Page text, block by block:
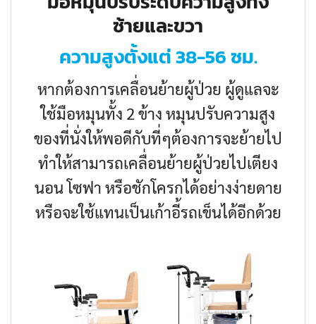
ซ้ายและขวา
ความสูงตั้งแต่ 38-56 ซม.
หากต้องการเคลื่อนย้ายผู้ป่วย ผู้ดูแลจะ
ใช้มือหมุนทั้ง 2 ข้าง หมุนปรับความสูง
ของที่นั่งให้พอดีกับที่ๆต้องการจะย้ายไป
ทำให้สามารถเคลื่อนย้ายผู้ป่วยไปเตียง
นอน โซฟา หรือชักโครกได้อย่างง่ายดาย
หรือจะใช้แทนเป็นเก้าอี้รถเข็นได้อีกด้วย